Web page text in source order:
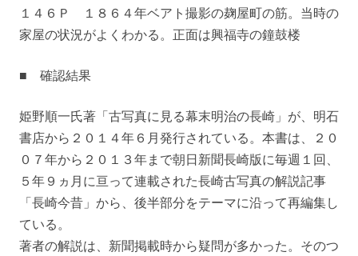
１４６Ｐ １８６４年ベアト撮影の麹屋町の筋。当時の
家屋の状況がよくわかる。正面は興福寺の鐘鼓楼
■ 確認結果
姫野順一氏著「古写真に見る幕末明治の長崎」が、明石
書店から２０１４年６月発行されている。本書は、２０
０７年から２０１３年まで朝日新聞長崎版に毎週１回、
５年９ヵ月に亘って連載された長崎古写真の解説記事
「長崎今昔」から、後半部分をテーマに沿って再編集し
ている。
著者の解説は、新聞掲載時から疑問が多かった。そのつ